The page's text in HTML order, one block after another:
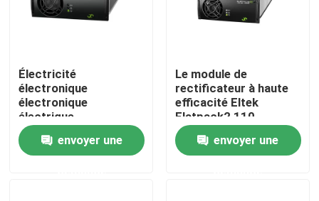
Accueil
A propos de nous
Électricité
électronique
électronique
électrique
électronique
électronique
électronique
envoyer une
Le module de
rectificateur à haute
efficacité Eltek
Flatpack2 110-
125/2000 HE FP2
110/2000 HE WOR
numéro de pièce
envoyer une